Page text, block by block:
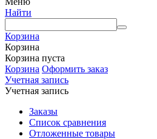
Найти
Корзина
Корзина
Корзина пуста
Корзина Оформить заказ
Учетная запись
Учетная запись
Заказы
Список сравнения
Отложенные товары